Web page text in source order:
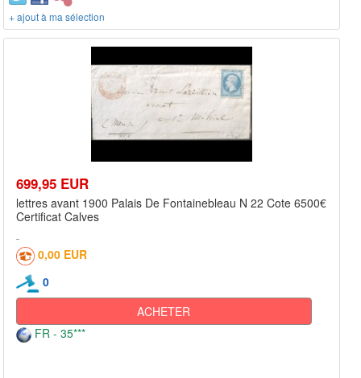
+ ajout à ma sélection
699,95 EUR
lettres avant 1900 Palais De Fontainebleau N 22 Cote 6500€
Certificat Calves
0,00 EUR
0
ACHETER
FR - 35***